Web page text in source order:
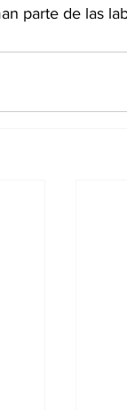
parte de las